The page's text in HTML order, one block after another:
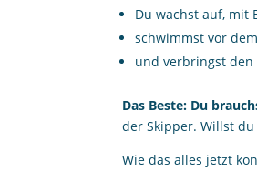
Du wachst auf, mit
schwimmst vor
und verbringst den
Das Beste: Du
der Skipper. Willst
Wie das alles jetzt